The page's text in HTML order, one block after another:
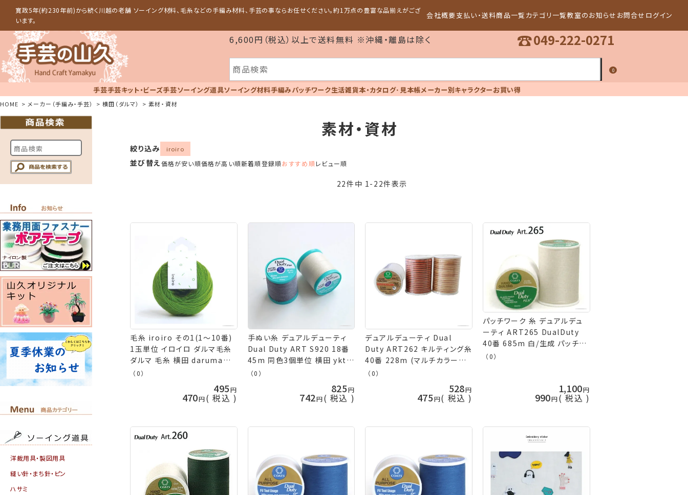
寛政5年(約230年前)から続く川越の老舗 ソーイング材料、毛糸などの手編み材料、手芸の事ならお任せください。約1万点の豊富な品揃えがござ
います。
会社概要支払い・送料商品一覧 カテゴリ一覧教室のお知らせ お問合せ ログイン
6,600円（税込）以上で送料無料 ※沖縄・離島は除く ☎049-222-0271
0
手芸手芸キット・ビーズ手芸ソーイング道具ソーイング材料手編みパッチワーク生活雑貨本・カタログ･見本帳メーカー別キャラクターお買い得
HOME メーカー（手編み・手芸） 横田（ダルマ） 素材・資材
洋裁用具・製図用具
縫い針・まち針・ピン
ハサミ
素材・資材
絞り込み iroiro
並び替え価格が安い順価格が高い順新着順登録順おすすめ順レビュー順
22件中 1 - 22件表示
毛糸 iroiro その1(1～10番)
1玉単位 イロイロ ダルマ毛糸
ダルマ 毛糸 横田 daruma
ykt 手芸の山久
（0）
495
470 税込
手ぬい糸 デュアルデューティ
Dual Duty ART S920 18番
45m 同色3個単位 横田 ykt
手芸の山久
（0）
825
742 税込
デュアルデューティ Dual
Duty ART262 キルティング糸
40番 228m (マルチカラータ
イプ) キルティング専用糸 ykt
（0）
528
475 税込
パッチワーク 糸 デュアルデュ
ーティ ART265 DualDuty
40番 685m 白/生成 パッチワ
ークキルト糸 キルティング 横
（0）
1,100
990 税込